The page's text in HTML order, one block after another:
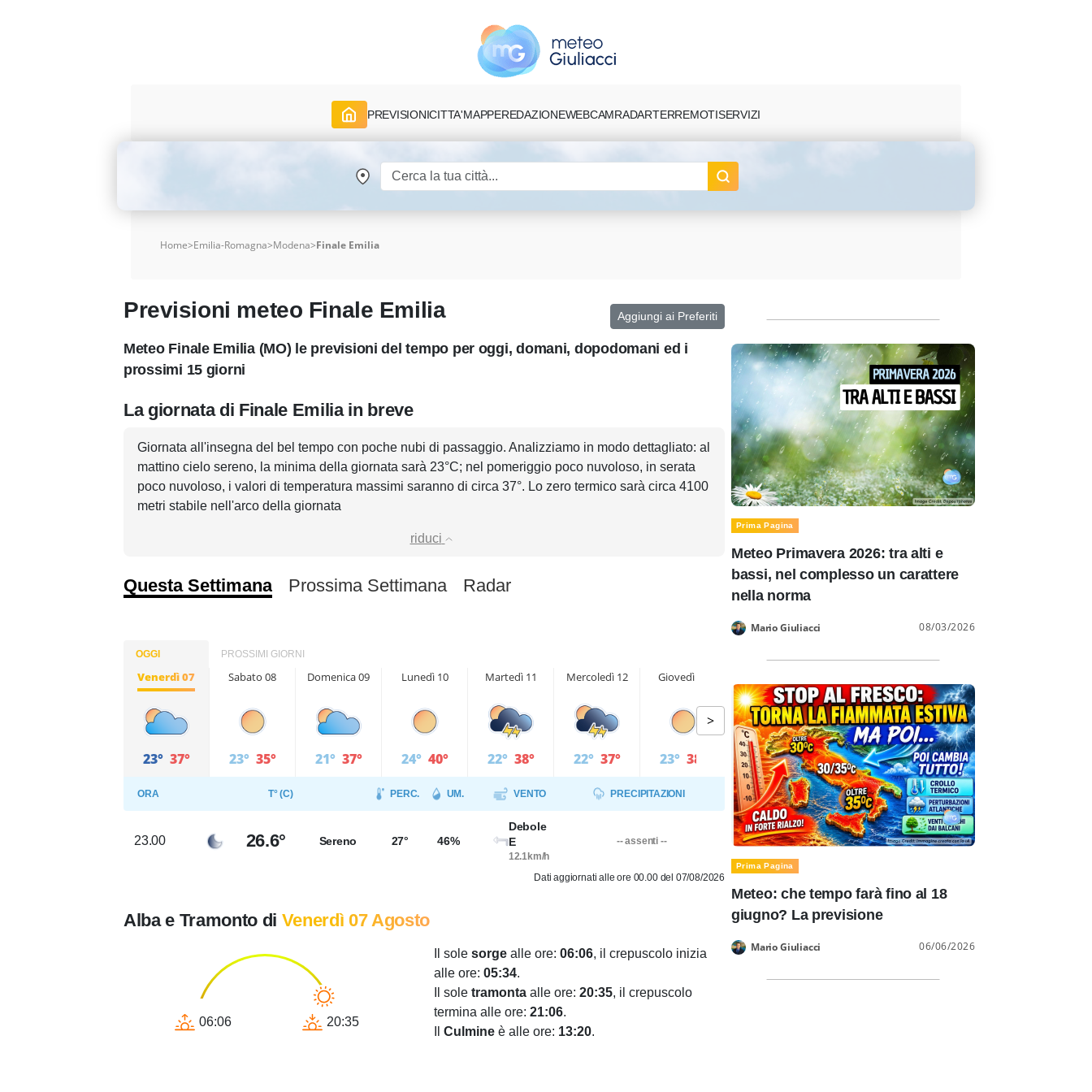
PREVISIONICITTA'MAPPEREDAZIONEWEBCAMRADARTERREMOTISERVIZI
Home>Emilia-Romagna>Modena>Finale Emilia
Previsioni meteo Finale Emilia Aggiungi ai Preferiti
Meteo Finale Emilia (MO) le previsioni del tempo per oggi, domani, dopodomani ed i
prossimi 15 giorni
La giornata di Finale Emilia in breve
Giornata all'insegna del bel tempo con poche nubi di passaggio. Analizziamo in modo dettagliato: al
mattino cielo sereno, la minima della giornata sarà 23°C; nel pomeriggio poco nuvoloso, in serata
poco nuvoloso, i valori di temperatura massimi saranno di circa 37°. Lo zero termico sarà circa 4100
metri stabile nell'arco della giornata
riduci
Questa Settimana Prossima Settimana Radar
OGGI PROSSIMI GIORNI
Venerdì 07
23° 37°
Sabato 08
23° 35°
Domenica 09
21° 37°
Lunedì 10
24° 40°
Martedì 11
22° 38°
Mercoledì 12
22° 37°
Giovedì 13
23° 38°
>
ORA T° (C) PERC. UM. VENTO PRECIPITAZIONI
23.00 26.6° Sereno 27° 46%
Debole
E
12.1km/h
-- assenti --
Dati aggiornati alle ore 00.00 del 07/08/2026
Alba e Tramonto di Venerdì 07 Agosto
06:06 20:35
Il sole sorge alle ore: 06:06, il crepuscolo inizia
alle ore: 05:34.
Il sole tramonta alle ore: 20:35, il crepuscolo
termina alle ore: 21:06.
Culmine è alle ore: 13:20.
Prima Pagina
Meteo Primavera 2026: tra alti e
bassi, nel complesso un carattere
nella norma
Mario Giuliacci 08/03/2026
Prima Pagina
Meteo: che tempo farà fino al 18
giugno? La previsione
Mario Giuliacci 06/06/2026